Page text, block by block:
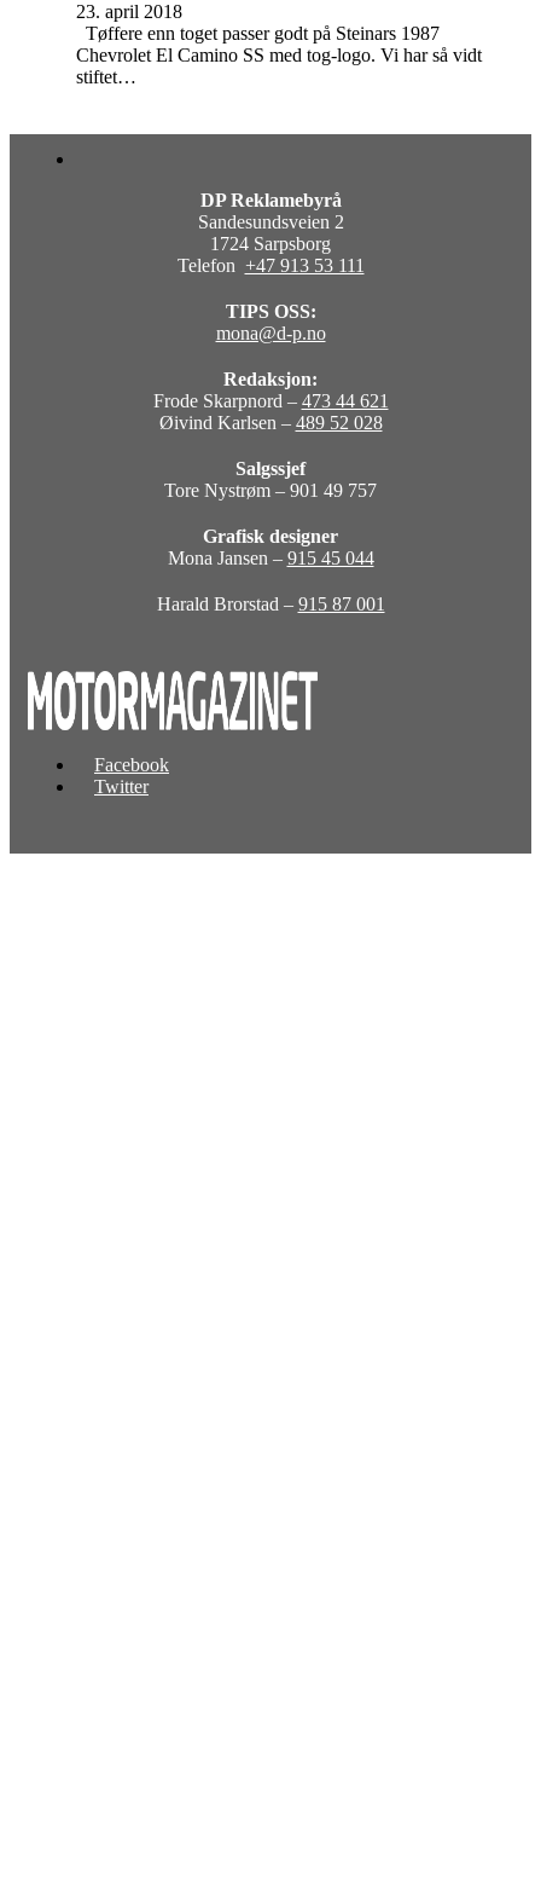
23. april 2018
Tøffere enn toget passer godt på Steinars 1987
Chevrolet El Camino SS med tog-logo. Vi har så vidt
stiftet…
DP Reklamebyrå
Sandesundsveien 2
1724 Sarpsborg
Telefon +47 913 53 111
TIPS OSS:
mona@d-p.no
Redaksjon:
Frode Skarpnord – 473 44 621
Øivind Karlsen – 489 52 028
Salgssjef
Tore Nystrøm – 901 49 757
Grafisk designer
Mona Jansen – 915 45 044
Harald Brorstad – 915 87 001
Facebook
Twitter